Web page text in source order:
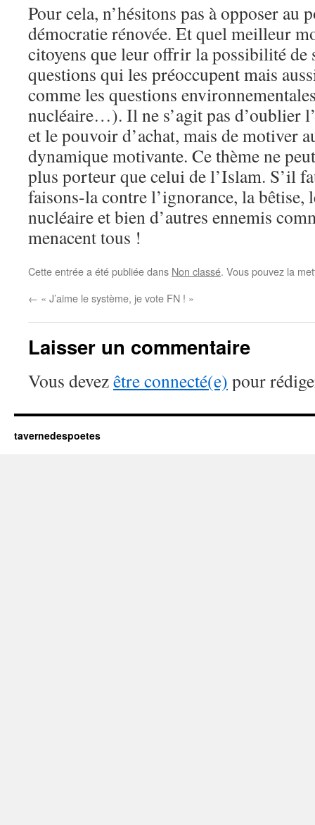
Pour cela, n’hésitons pas à opposer au
démocratie rénovée. Et quel meilleur
citoyens que leur offrir la possibilité de
questions qui les préoccupent mais
comme les questions
nucléaire…). Il ne s’agit pas d’oublier
et le pouvoir d’achat, mais de motiver
dynamique motivante. Ce thème ne
plus porteur que celui de l’Islam. S’il
faisons-la contre l’ignorance, la bêtise,
nucléaire et bien d’autres ennemis
menacent tous !
Cette entrée a été publiée dans Non classé. Vous pouvez la
← « J’aime le système, je vote FN ! »
Laisser un commentaire
Vous devezêtre connecté(e) pour
tavernedespoetes